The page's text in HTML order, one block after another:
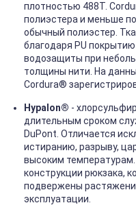
плотностью 488T.
полиэстера и меньше
обычный полиэстер.
благодаря PU
водозащиты при
толщины нити. На
Cordura®
Hypalon® -
длительным сроком
DuPont. Отличается
истиранию, разрыву,
высоким
конструкции рюкзака,
подвержены
эксплуатации.